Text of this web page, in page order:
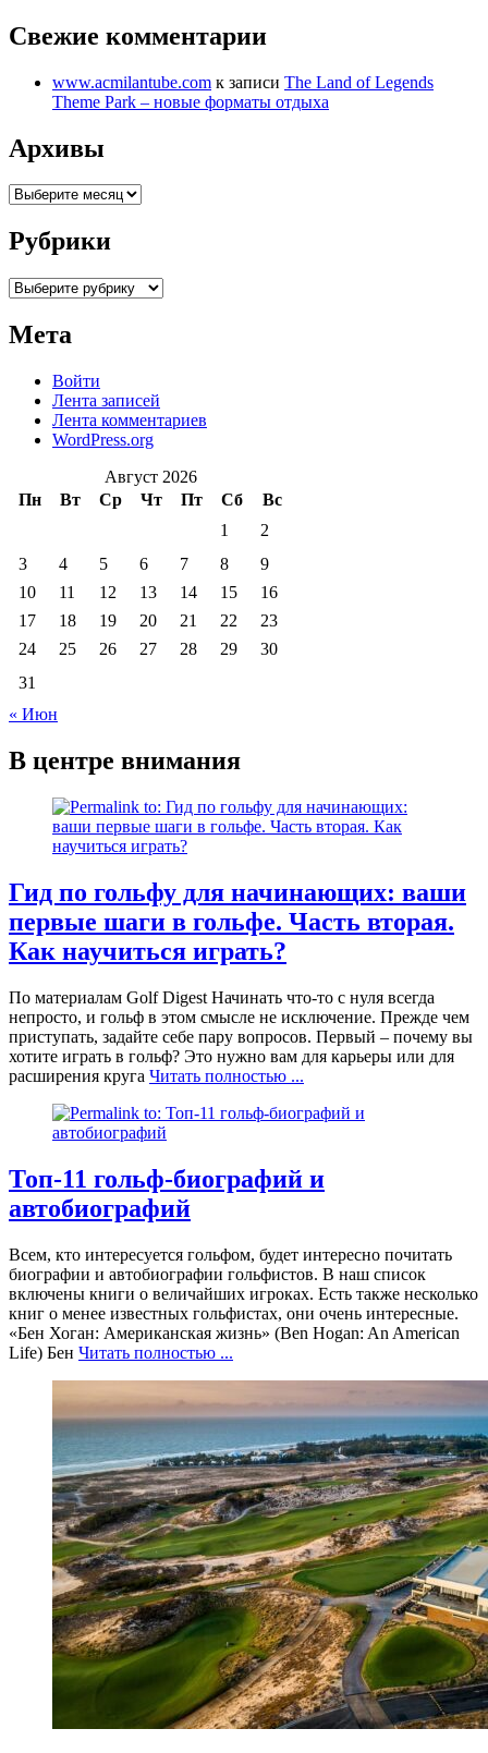
Свежие комментарии
www.acmilantube.com к записи The Land of Legends
Theme Park – новые форматы отдыха
Архивы
Архивы
Рубрики
Рубрики
Мета
Войти
Лента записей
Лента комментариев
WordPress.org
Август 2026
Пн
Вт Ср Чт Пт Сб
Вс
1
2
3
4 5 6 7 8
9
10
11 12 13 14 15
16
17
18 19 20 21 22
23
24
25 26 27 28 29
30
31
« Июн
В центре внимания
Гид по гольфу для начинающих: ваши
первые шаги в гольфе. Часть вторая.
Как научиться играть?
По материалам Golf Digest Начинать что-то с нуля всегда
непросто, и гольф в этом смысле не исключение. Прежде чем
приступать, задайте себе пару вопросов. Первый – почему вы
хотите играть в гольф? Это нужно вам для карьеры или для
расширения круга Читать полностью ...
Топ-11 гольф-биографий и
автобиографий
Всем, кто интересуется гольфом, будет интересно почитать
биографии и автобиографии гольфистов. В наш список
включены книги о величайших игроках. Есть также несколько
книг о менее известных гольфистах, они очень интересные.
«Бен Хоган: Американская жизнь» (Ben Hogan: An American
Life) Бен Читать полностью ...